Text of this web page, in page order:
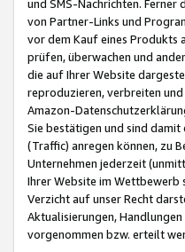
und SMS-Nachrichten.
von Partner-Links und
vor dem Kauf eines Produkts
prüfen, überwachen und
die auf Ihrer Website
reproduzieren, verbreiten
Amazon-
Sie bestätigen und sind
(Traffic) anregen können, zu
Unternehmen jederzeit
Ihrer Website im Wettbewerb
Verzicht auf unser Recht
Aktualisierungen,
vorgenommen bzw. erteilt